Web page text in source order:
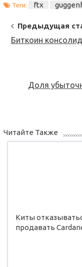
Теги: ftx
Post
Navigation
Предыдущая
Биткоин
Доля
Читайте Также
Киты
продавать